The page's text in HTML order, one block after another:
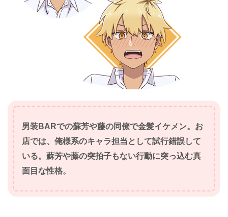
男装BARでの蘇芳や藤の同僚で金髪イケメン。お
店では、俺様系のキャラ担当として試行錯誤して
いる。蘇芳や藤の突拍子もない行動に突っ込む真
面目な性格。